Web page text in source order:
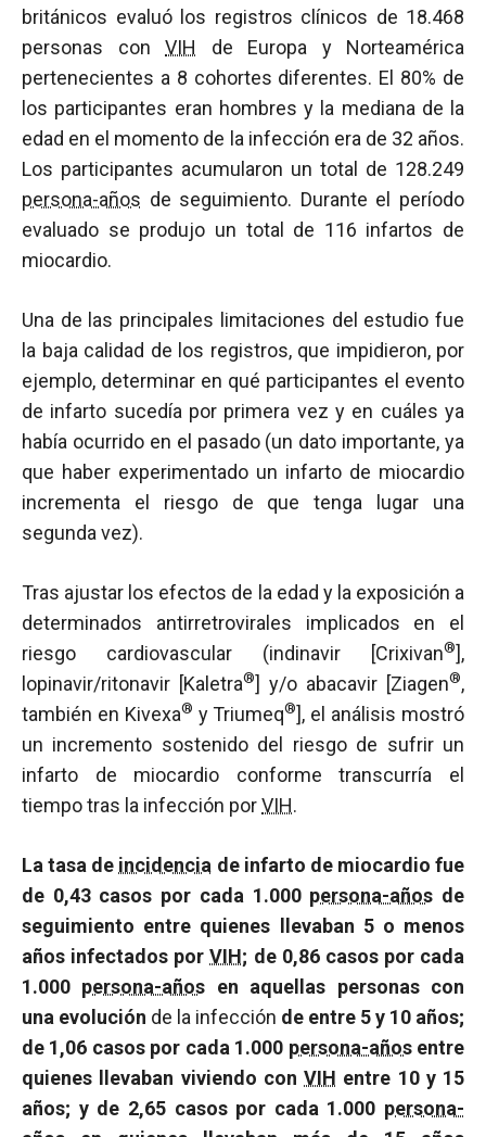
británicos evaluó los registros clínicos de 18.468
personas con VIH de Europa y Norteamérica
pertenecientes a 8 cohortes diferentes. El 80% de
los participantes eran hombres y la mediana de la
edad en el momento de la infección era de 32 años.
Los participantes acumularon un total de 128.249
persona-años de seguimiento. Durante el período
evaluado se produjo un total de 116 infartos de
miocardio.
Una de las principales limitaciones del estudio fue
la baja calidad de los registros, que impidieron, por
ejemplo, determinar en qué participantes el evento
de infarto sucedía por primera vez y en cuáles ya
había ocurrido en el pasado (un dato importante, ya
que haber experimentado un infarto de miocardio
incrementa el riesgo de que tenga lugar una
segunda vez).
Tras ajustar los efectos de la edad y la exposición a
determinados antirretrovirales implicados en el
riesgo cardiovascular (indinavir [Crixivan®],
lopinavir/ritonavir [Kaletra®] y/o abacavir [Ziagen®,
también en Kivexa® y Triumeq®], el análisis mostró
un incremento sostenido del riesgo de sufrir un
infarto de miocardio conforme transcurría el
tiempo tras la infección porVIH.
La tasa de incidencia de infarto de miocardio fue
de 0,43 casos por cada 1.000 persona-años de
seguimiento entre quienes llevaban 5 o menos
años infectados porVIH; de 0,86 casos por cada
1.000 persona-años en aquellas personas con
una evolución de la infección de entre 5 y 10 años;
de 1,06 casos por cada 1.000 persona-añosentre
quienes llevaban viviendo con VIH entre 10 y 15
años; y de 2,65 casos por cada 1.000 persona-